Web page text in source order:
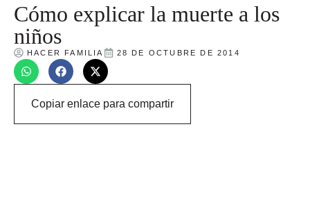
Cómo explicar la muerte a los
niños
HACER FAMILIA 28 DE OCTUBRE DE 2014
Copiar enlace para compartir